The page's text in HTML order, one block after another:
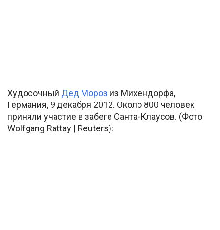
Худосочный Дед Мороз из Михендорфа,
Германия, 9 декабря 2012. Около 800 человек
приняли участие в забеге Санта-Клаусов. (Фото
Wolfgang Rattay | Reuters):